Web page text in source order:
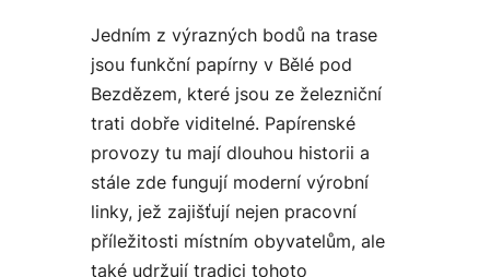
Jedním z výrazných bodů na trase
jsou funkční papírny v Bělé pod
Bezdězem, které jsou ze železniční
trati dobře viditelné. Papírenské
provozy tu mají dlouhou historii a
stále zde fungují moderní výrobní
linky, jež zajišťují nejen pracovní
příležitosti místním obyvatelům, ale
také udržují tradici tohoto